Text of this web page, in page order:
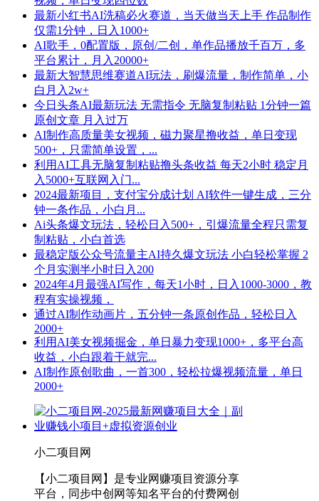
最新小红书AI洗稿必火赛道，当天做当天上手 作品制作
仅需1分钟，日入1000+
AI歌手，0配置版，原创/二创，单作品播放千百万，多
平台累计，月入20000+
最新大智慧思维赛道AI玩法，刷爆流量，制作简单，小
白月入2w+
今日头条AI最新玩法 无需指令 无脑复制粘贴 1分钟一篇
原创文章 月入过万
AI制作高质量美女视频，磁力聚星撸收益，单日变现
500+，只需简单设置，...
利用AI工具无脑复制粘贴撸头条收益 每天2小时 稳定月
入5000+互联网入门...
2024最新项目，支付宝分成计划 AI软件一键生成，三分
钟一条作品，小白月...
Ai头条爆文玩法，轻松日入500+，引爆流量全程只需复
制粘贴，小白首选
最稳定版公众号流量主AI持久爆文玩法 小白轻松掌握 2
个月实测半小时日入200
2024年4月最强AI写作，每天1小时，日入1000-3000，教
程有实操视频，
通过AI制作动画片，五分钟一条原创作品，轻松日入
2000+
利用AI美女视频掘金，单日暴力变现1000+，多平台高
收益，小白跟着干就完...
AI制作原创歌曲，一首300，轻松拉爆视频流量，单日
2000+
小二项目网
【小二项目网】是专业网赚项目资源分享
平台，同步中创网等知名平台的付费网创